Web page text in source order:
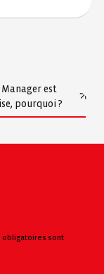
est
pourquoi ?
obligatoires sont